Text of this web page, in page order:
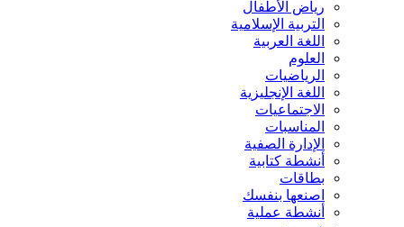
رياض الأطفال
التربية الإسلامية
اللغة العربية
العلوم
الرياضيات
اللغة الإنجليزية
الاجتماعيات
المناسبات
الإدارة الصفية
أنشطة كتابية
بطاقات
اصنعها بنفسك
أنشطة عملية